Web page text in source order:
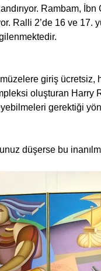
Rambam,
Ralli 2’de 16 ve 17.
giriş ücretsiz,
oluşturan Harry
gerektiği
düşerse bu